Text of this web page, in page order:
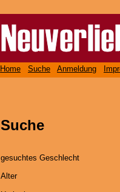
Home Suche Anmeldung
Suche
gesuchtes Geschlecht
Alter